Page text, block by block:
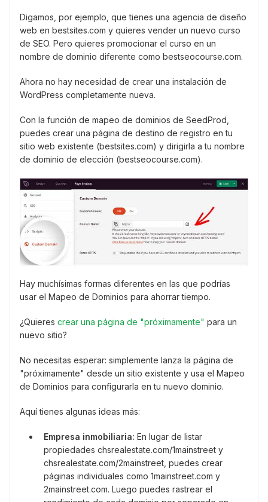
Digamos, por ejemplo, que tienes una agencia de diseño
web en bestsites.com y quieres vender un nuevo curso
de SEO. Pero quieres promocionar el curso en un
nombre de dominio diferente como bestseocourse.com.
Ahora no hay necesidad de crear una instalación de
WordPress completamente nueva.
Con la función de mapeo de dominios de SeedProd,
puedes crear una página de destino de registro en tu
sitio web existente (bestsites.com) y dirigirla a tu nombre
de dominio de elección (bestseocourse.com).
Hay muchísimas formas diferentes en las que podrías
usar el Mapeo de Dominios para ahorrar tiempo.
¿Quieres crear una página de "próximamente" para un
nuevo sitio?
No necesitas esperar: simplemente lanza la página de
"próximamente" desde un sitio existente y usa el Mapeo
de Dominios para configurarla en tu nuevo dominio.
Aquí tienes algunas ideas más:
Empresa inmobiliaria: En lugar de listar
propiedades chsrealestate.com/1mainstreet y
chsrealestate.com/2mainstreet, puedes crear
páginas individuales como 1mainstreet.com y
2mainstreet.com. Luego puedes rastrear el